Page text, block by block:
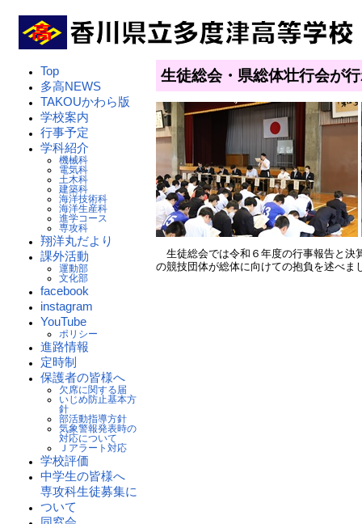
Top
多高NEWS
TAKOUかわら版
学校案内
行事予定
学科紹介
機械科
電気科
土木科
建築科
海洋技術科
海洋生産科
進学コース
専攻科
翔洋丸だより
課外活動
運動部
文化部
facebook
instagram
YouTube
ポリシー
進路情報
定時制
保護者の皆様へ
欠席に関する届
いじめ防止基本方
針
部活動指導方針
気象警報発表時の
対応について
Ｊアラート対応
学校評価
中学生の皆様へ
専攻科生徒募集に
ついて
生徒総会・県総体壮行会が
生徒総会では令和６年度の行事報告と決
の競技団体が総体に向けての抱負を述べま